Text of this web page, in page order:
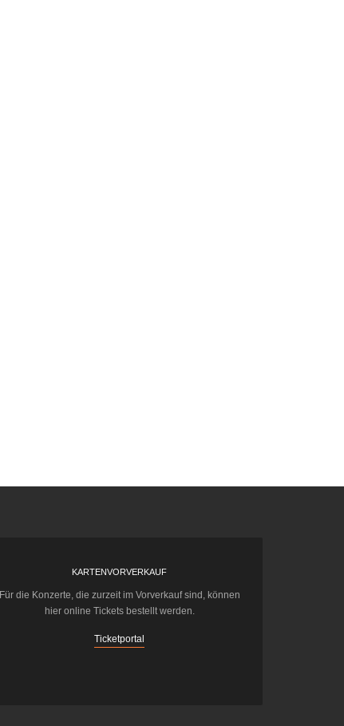
KARTENVORVERKAUF
Für die Konzerte, die zurzeit im Vorverkauf sind, können
hier online Tickets bestellt werden.
Ticketportal